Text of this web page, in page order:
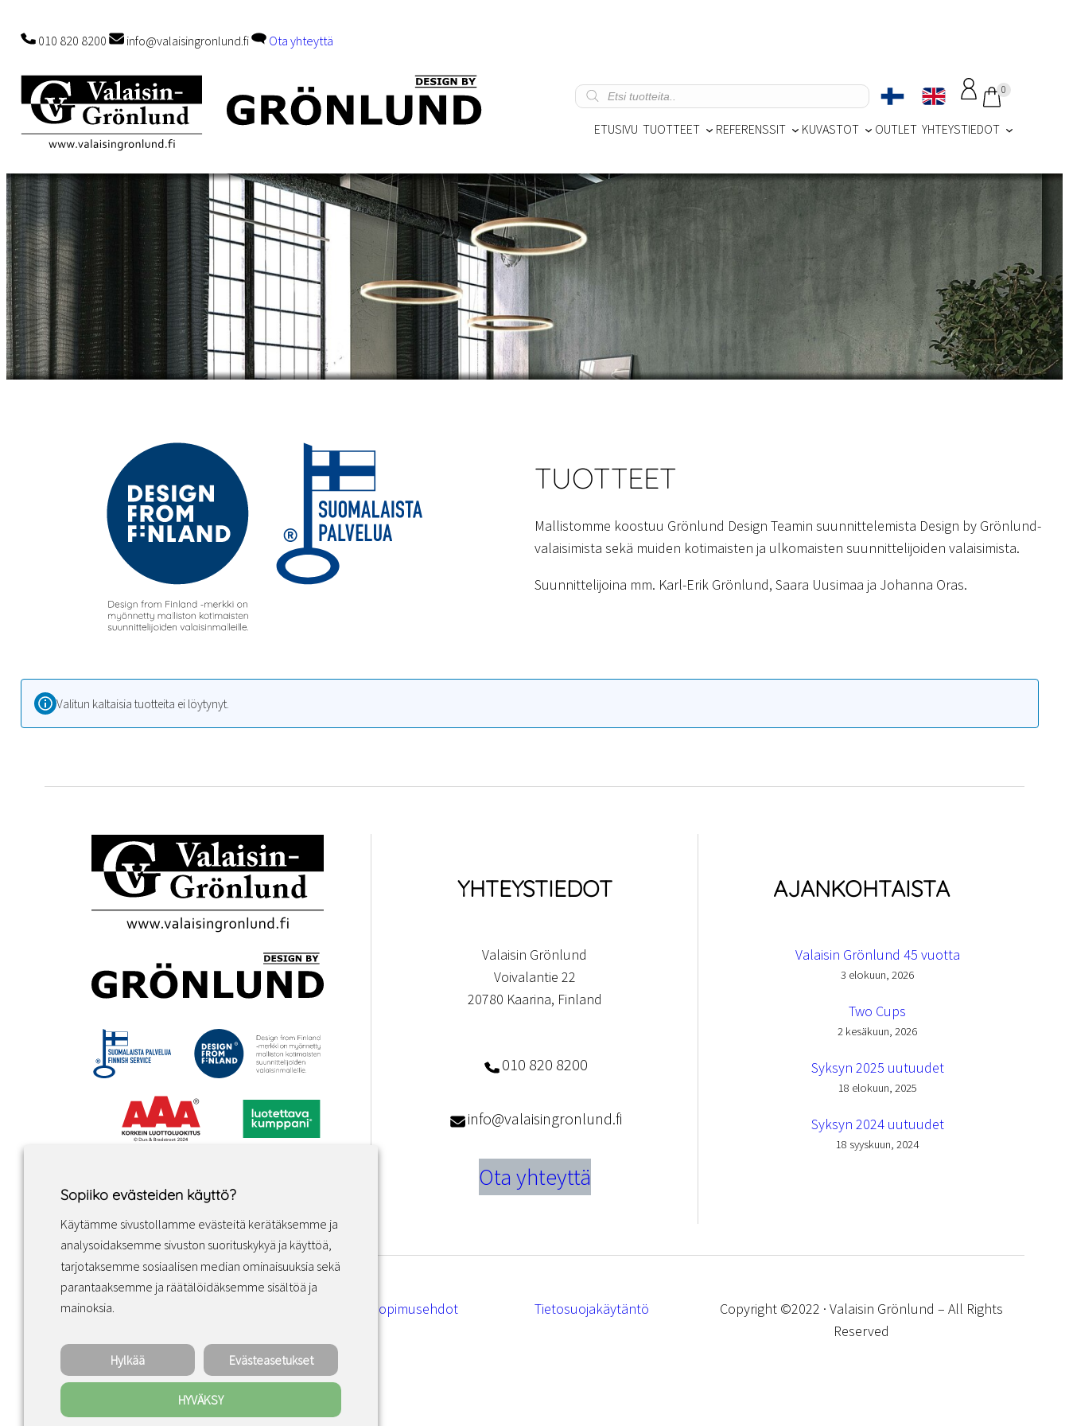
010 820 8200 info@valaisingronlund.fi Ota yhteyttä
Products
search
0
ETUSIVU TUOTTEET REFERENSSIT KUVASTOT OUTLET YHTEYSTIEDOT
TUOTTEET
Mallistomme koostuu Grönlund Design Teamin suunnittelemista Design by Grönlund-
valaisimista sekä muiden kotimaisten ja ulkomaisten suunnittelijoiden valaisimista.
Suunnittelijoina mm. Karl-Erik Grönlund, Saara Uusimaa ja Johanna Oras.
Valitun kaltaisia tuotteita ei löytynyt.
YHTEYSTIEDOT
Valaisin Grönlund
Voivalantie 22
20780 Kaarina, Finland
010 820 8200
info@valaisingronlund.fi
Ota yhteyttä
AJANKOHTAISTA
Valaisin Grönlund 45 vuotta
3 elokuun, 2026
Two Cups
2 kesäkuun, 2026
Syksyn 2025 uutuudet
18 elokuun, 2025
Syksyn 2024 uutuudet
18 syyskuun, 2024
Sopimusehdot Tietosuojakäytäntö
Copyright ©2022 · Valaisin Grönlund – All Rights
Reserved
Sopiiko evästeiden käyttö?
Käytämme sivustollamme evästeitä kerätäksemme ja
analysoidaksemme sivuston suorituskykyä ja käyttöä,
tarjotaksemme sosiaalisen median ominaisuuksia sekä
parantaaksemme ja räätälöidäksemme sisältöä ja
mainoksia.
Hylkää Evästeasetukset
HYVÄKSY